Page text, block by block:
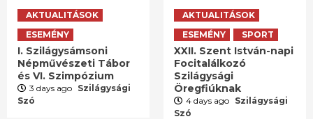
AKTUALITÁSOK
ESEMÉNY
I. Szilágysámsoni
Népművészeti Tábor
és VI. Szimpózium
3 days ago Szilágysági
Szó
AKTUALITÁSOK
ESEMÉNY
SPORT
XXII. Szent István-napi
Focitalálkozó
Szilágysági
Öregfiúknak
4 days ago Szilágysági
Szó